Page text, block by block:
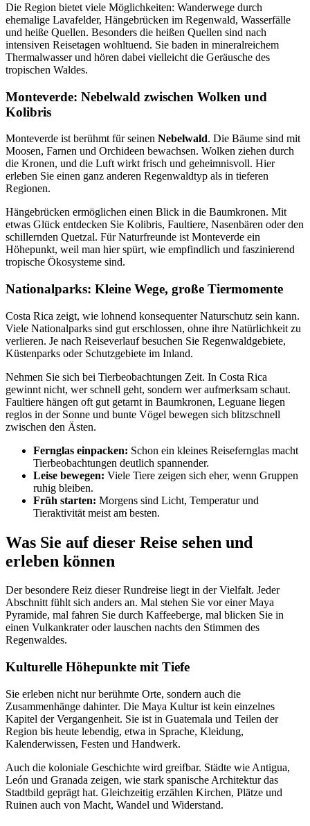
Die Region bietet viele Möglichkeiten: Wanderwege durch
ehemalige Lavafelder, Hängebrücken im Regenwald, Wasserfälle
und heiße Quellen. Besonders die heißen Quellen sind nach
intensiven Reisetagen wohltuend. Sie baden in mineralreichem
Thermalwasser und hören dabei vielleicht die Geräusche des
tropischen Waldes.
Monteverde: Nebelwald zwischen Wolken und
Kolibris
Monteverde ist berühmt für seinen Nebelwald. Die Bäume sind mit
Moosen, Farnen und Orchideen bewachsen. Wolken ziehen durch
die Kronen, und die Luft wirkt frisch und geheimnisvoll. Hier
erleben Sie einen ganz anderen Regenwaldtyp als in tieferen
Regionen.
Hängebrücken ermöglichen einen Blick in die Baumkronen. Mit
etwas Glück entdecken Sie Kolibris, Faultiere, Nasenbären oder den
schillernden Quetzal. Für Naturfreunde ist Monteverde ein
Höhepunkt, weil man hier spürt, wie empfindlich und faszinierend
tropische Ökosysteme sind.
Nationalparks: Kleine Wege, große Tiermomente
Costa Rica zeigt, wie lohnend konsequenter Naturschutz sein kann.
Viele Nationalparks sind gut erschlossen, ohne ihre Natürlichkeit zu
verlieren. Je nach Reiseverlauf besuchen Sie Regenwaldgebiete,
Küstenparks oder Schutzgebiete im Inland.
Nehmen Sie sich bei Tierbeobachtungen Zeit. In Costa Rica
gewinnt nicht, wer schnell geht, sondern wer aufmerksam schaut.
Faultiere hängen oft gut getarnt in Baumkronen, Leguane liegen
reglos in der Sonne und bunte Vögel bewegen sich blitzschnell
zwischen den Ästen.
Fernglas einpacken: Schon ein kleines Reisefernglas macht
Tierbeobachtungen deutlich spannender.
Leise bewegen: Viele Tiere zeigen sich eher, wenn Gruppen
ruhig bleiben.
Früh starten: Morgens sind Licht, Temperatur und
Tieraktivität meist am besten.
Was Sie auf dieser Reise sehen und
erleben können
Der besondere Reiz dieser Rundreise liegt in der Vielfalt. Jeder
Abschnitt fühlt sich anders an. Mal stehen Sie vor einer Maya
Pyramide, mal fahren Sie durch Kaffeeberge, mal blicken Sie in
einen Vulkankrater oder lauschen nachts den Stimmen des
Regenwaldes.
Kulturelle Höhepunkte mit Tiefe
Sie erleben nicht nur berühmte Orte, sondern auch die
Zusammenhänge dahinter. Die Maya Kultur ist kein einzelnes
Kapitel der Vergangenheit. Sie ist in Guatemala und Teilen der
Region bis heute lebendig, etwa in Sprache, Kleidung,
Kalenderwissen, Festen und Handwerk.
Auch die koloniale Geschichte wird greifbar. Städte wie Antigua,
León und Granada zeigen, wie stark spanische Architektur das
Stadtbild geprägt hat. Gleichzeitig erzählen Kirchen, Plätze und
Ruinen auch von Macht, Wandel und Widerstand.